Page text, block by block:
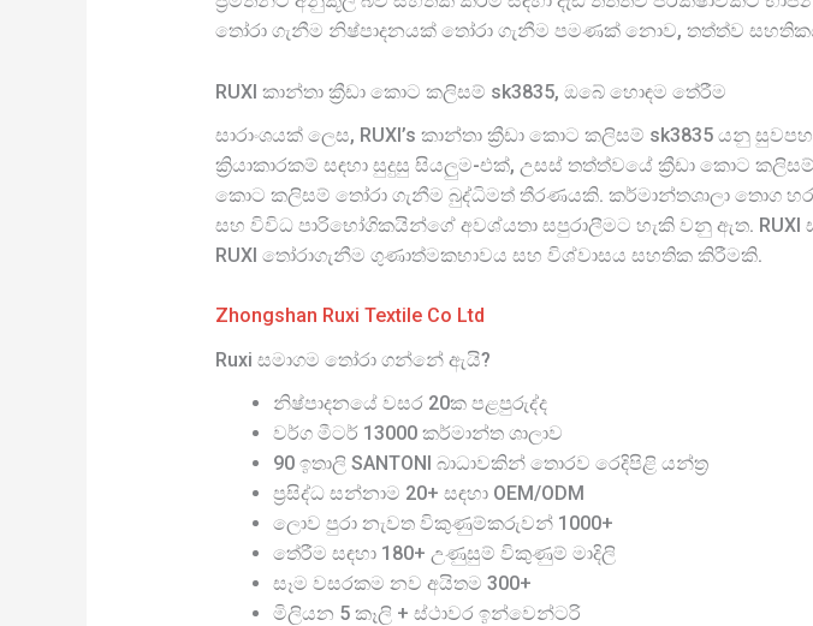
තෝරා ගැනීම නිෂ්පාදනයක් තෝරා ගැනීම පමණක් නොව, තත්ත්ව
RUXI කාන්තා ක්‍රීඩා කොට කලිසම් sk3835, ඔබේ හොඳම තේරීම
සාරාංශයක් ලෙස, RUXI’s කාන්තා ක්‍රීඩා කොට කලිසම් sk3835 යනු
ක්‍රියාකාරකම් සඳහා සුදුසු සියලුම-එක්, උසස් තත්ත්වයේ ක්‍රීඩා කොට
කොට කලිසම් තෝරා ගැනීම බුද්ධිමත් තීරණයකි. කර්මාන්තශාලා තොග
සහ විවිධ පාරිභෝගිකයින්ගේ අවශ්යතා සපුරාලීමට හැකි වනු ඇත.
RUXI තෝරාගැනීම ගුණාත්මකභාවය සහ විශ්වාසය සහතික කිරීමකි.
Zhongshan Ruxi Textile Co Ltd
Ruxi සමාගම තෝරා ගන්නේ ඇයි?
නිෂ්පාදනයේ වසර 20ක පළපුරුද්ද
වර්ග මීටර් 13000 කර්මාන්ත ශාලාව
90 ඉතාලි SANTONI බාධාවකින් තොරව රෙදිපිළි යන්ත්‍ර
ප්‍රසිද්ධ සන්නාම 20+ සඳහා OEM/ODM
ලොව පුරා නැවත විකුණුම්කරුවන් 1000+
තේරීම සඳහා 180+ උණුසුම් විකුණුම් මාදිලි
සෑම වසරකම නව අයිතම 300+
මිලියන 5 කෑලි + ස්ථාවර ඉන්වෙන්ටරි